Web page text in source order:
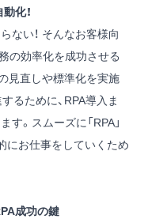
化！
ない！ そんなお客様向
の効率化を成功させる
見直しや標準化を実施
るために、RPA導入ま
。スムーズに「RPA」
にお仕事をしていくため
成功の鍵